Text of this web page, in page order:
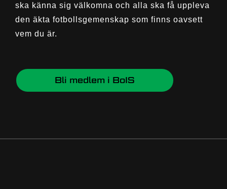
ska känna sig välkomna och alla ska få uppleva
den äkta fotbollsgemenskap som finns oavsett
vem du är.
Bli medlem i BoIS